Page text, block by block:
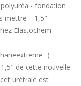
- fondation
mettre: - 1,5"
Elastochem
-
de cette nouvelle
urétrale est